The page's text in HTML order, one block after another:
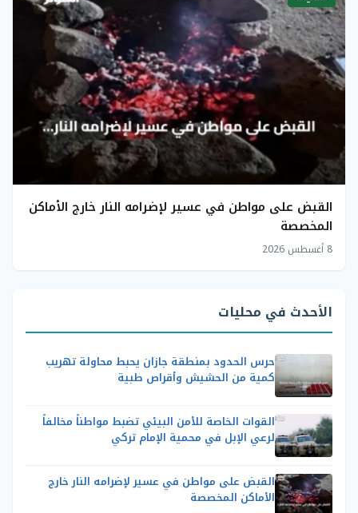
القبض على مواطن في عسير لإضرامه النار خارج الأماكن
المخصصة
8 أغسطس 2026
الأحدث في محليات
حرس الحدود بمنطقة جازان يحبط محاولة تهريب
كمية من الحشيش وأقراص طبية
القوات الخاصة للأمن البيئي تضبط مواطناً مخالفاً
لرعي الإبل في محمية الإمام تركي
القبض على مواطن في عسير لإضرامه النار خارج
الأماكن المخصصة